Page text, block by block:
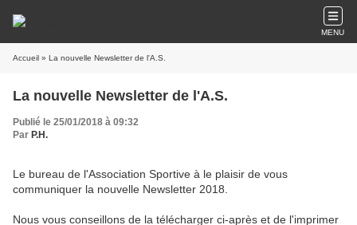
MENU
Accueil » La nouvelle Newsletter de l'A.S.
La nouvelle Newsletter de l'A.S.
Publié le 25/01/2018 à 09:32
Par P.H.
Le bureau de l'Association Sportive à le plaisir de vous
communiquer la nouvelle Newsletter 2018.
Nous vous conseillons de la télécharger ci-après et de l'imprimer